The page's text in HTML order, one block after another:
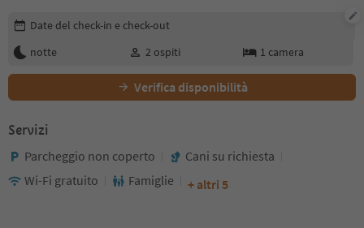
Modifica i dettagli della prenotazione
Date del check-in e check-out
notte
2 ospiti 1 camera
Verifica disponibilità
Servizi
Parcheggio non coperto
Cani su richiesta
Wi-Fi gratuito
Famiglie + altri 5